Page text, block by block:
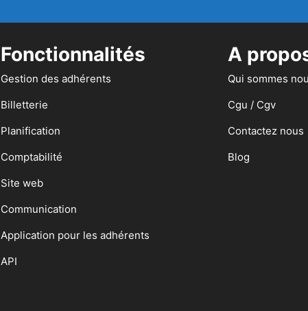
Fonctionnalités
Gestion des adhérents
Billetterie
Planification
Comptabilité
Site web
Communication
Application pour les adhérents
API
A
Qui sommes
Cgu / Cgv
Contactez nous
Blog